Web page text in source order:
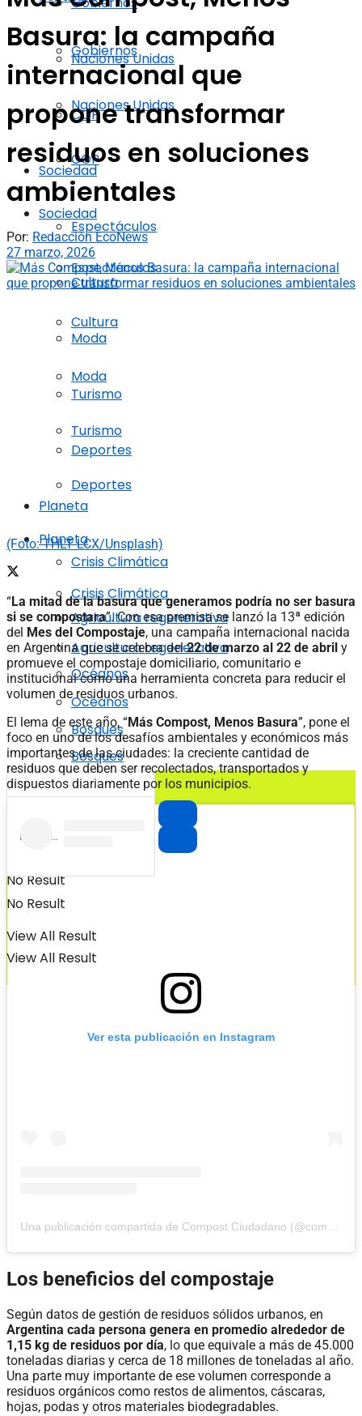
Naciones Unidas
COP
Sociedad
Espectáculos
Cultura
Moda
Turismo
Deportes
Planeta
Crisis Climática
Agricultura regenerativa
Océanos
Bosques
No Result
View All Result
Gobiernos
Naciones Unidas
COP
Sociedad
Espectáculos
Cultura
Moda
Turismo
Deportes
Planeta
Crisis Climática
Agricultura regenerativa
Océanos
Bosques
No Result
View All Result
Basura: la campaña
internacional que
propone transformar
residuos en soluciones
ambientales
Por: Redacción EcoNews
27 marzo, 2026
(Foto: THLT LCX/Unsplash)
“La mitad de la basura que generamos podría no ser basura
si se compostara”. Con esa premisa se lanzó la 13ª edición
del Mes del Compostaje, una campaña internacional nacida
en Argentina que se celebra del22 de marzo al 22 de abril y
promueve el compostaje domiciliario, comunitario e
institucional como una herramienta concreta para reducir el
volumen de residuos urbanos.
El lema de este año, “Más Compost, Menos Basura”, pone el
foco en uno de los desafíos ambientales y económicos más
importantes de las ciudades: la creciente cantidad de
residuos que deben ser recolectados, transportados y
dispuestos diariamente por los municipios.
Ver esta publicación en Instagram
Los beneficios del compostaje
Según datos de gestión de residuos sólidos urbanos, en
Argentina cada persona genera en promedio alrededor de
1,15 kg de residuos por día, lo que equivale a más de 45.000
toneladas diarias y cerca de 18 millones de toneladas al año.
Una parte muy importante de ese volumen corresponde a
residuos orgánicos como restos de alimentos, cáscaras,
hojas, podas y otros materiales biodegradables.